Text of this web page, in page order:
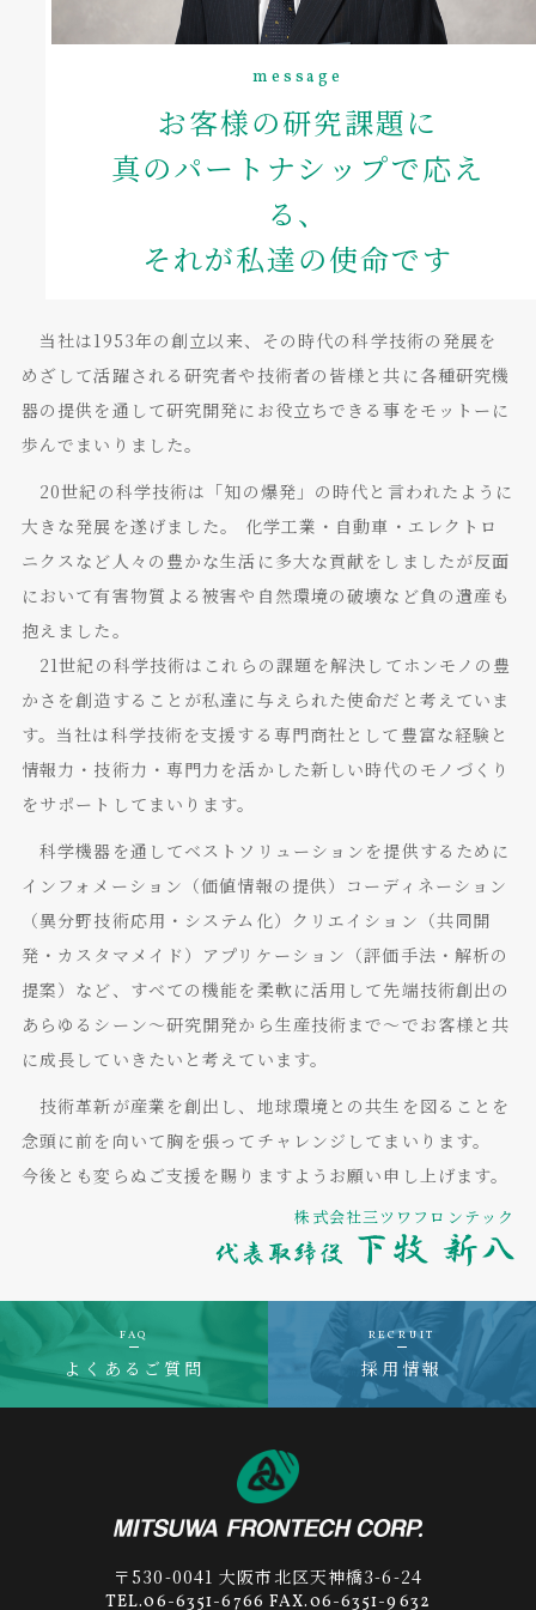
message
お客様の研究課題に
真のパートナシップで応え
る、
それが私達の使命です
当社は1953年の創立以来、その時代の科学技術の発展を
めざして活躍される研究者や技術者の皆様と共に各種研究機
器の提供を通して研究開発にお役立ちできる事をモットーに
歩んでまいりました。
20世紀の科学技術は「知の爆発」の時代と言われたように
大きな発展を遂げました。 化学工業・自動車・エレクトロ
ニクスなど人々の豊かな生活に多大な貢献をしましたが反面
において有害物質よる被害や自然環境の破壊など負の遺産も
抱えました。
21世紀の科学技術はこれらの課題を解決してホンモノの豊
かさを創造することが私達に与えられた使命だと考えていま
す。当社は科学技術を支援する専門商社として豊富な経験と
情報力・技術力・専門力を活かした新しい時代のモノづくり
をサポートしてまいります。
科学機器を通してベストソリューションを提供するために
インフォメーション（価値情報の提供）コーディネーション
（異分野技術応用・システム化）クリエイション（共同開
発・カスタマメイド）アプリケーション（評価手法・解析の
提案）など、すべての機能を柔軟に活用して先端技術創出の
あらゆるシーン～研究開発から生産技術まで～でお客様と共
に成長していきたいと考えています。
技術革新が産業を創出し、地球環境との共生を図ることを
念頭に前を向いて胸を張ってチャレンジしてまいります。
今後とも変らぬご支援を賜りますようお願い申し上げます。
株式会社三ツワフロンテック
FAQ
よくあるご質問
RECRUIT
採用情報
〒530-0041 大阪市北区天神橋3-6-24
TEL.06-6351-6766 FAX.06-6351-9632